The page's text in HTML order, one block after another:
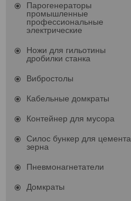
Парогенераторы
промышленные
профессиональные
электрические
Ножи для гильотины
дробилки станка
Вибростолы
Кабельные домкраты
Контейнер для мусора
Силос бункер для цемента
зерна
Пневмонагнетатели
Домкраты